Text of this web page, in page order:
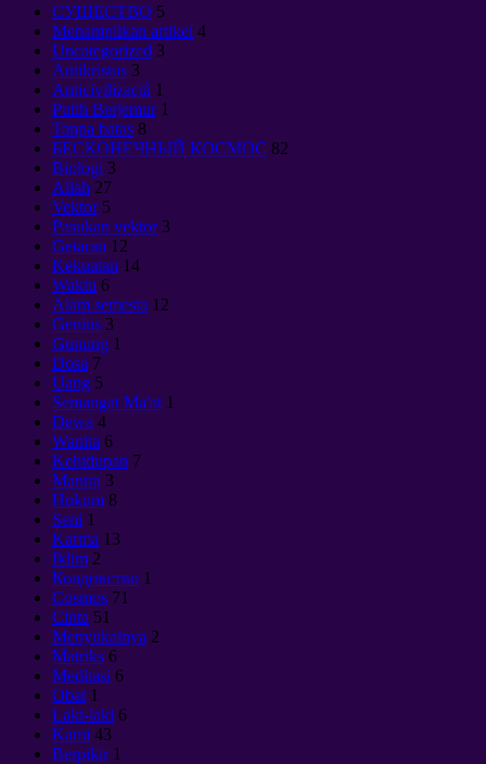
CУЩЕСТВО 5
Menampilkan artikel 4
Uncategorized 3
Antikristus 3
Anticivilizaciâ 1
Putih Berjemur 1
Tanpa batas 8
БЕСКОНЕЧНЫЙ КОСМОС 82
Biologi 3
Allah 27
Vektor 5
Pasukan vektor 3
Getaran 12
Kekuatan 14
Waktu 6
Alam semesta 12
Genius 3
Gunung 1
Dosa 7
Uang 5
Semangat Ma'at 1
Dewa 4
Wanita 6
Kehidupan 7
Mantra 3
Hukum 8
Seni 1
Karma 13
Iklim 2
Колдовство 1
Cosmos 71
Cinta 51
Menyukainya 2
Matriks 6
Meditasi 6
Obat 1
Laki-laki 6
Kami 43
Berpikir 1